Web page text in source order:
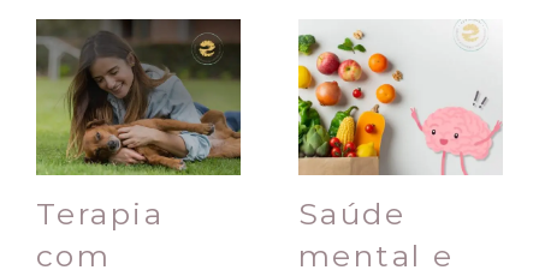
Terapia
com
Saúde
mental e